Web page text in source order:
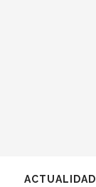
ACTUALIDAD